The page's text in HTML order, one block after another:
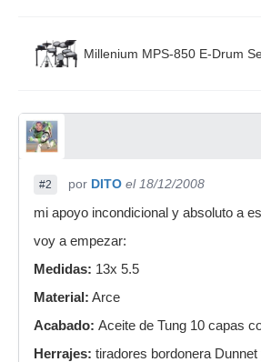
Millenium MPS-850 E-Drum
#2 por DITO el 18/12/2008
mi apoyo incondicional y absoluto a
voy a empezar:
Medidas: 13x 5.5
Material: Arce
Acabado: Aceite de Tung 10 capas
Herrajes: tiradores bordonera